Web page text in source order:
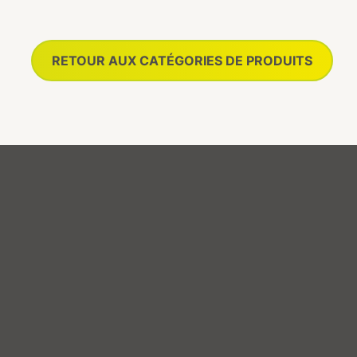
constante.
de massages
pour une
fluide et une eau pure. La
chromothérapie, les
énergétique dans une
RETOUR AUX CATÉGORIES DE PRODUITS